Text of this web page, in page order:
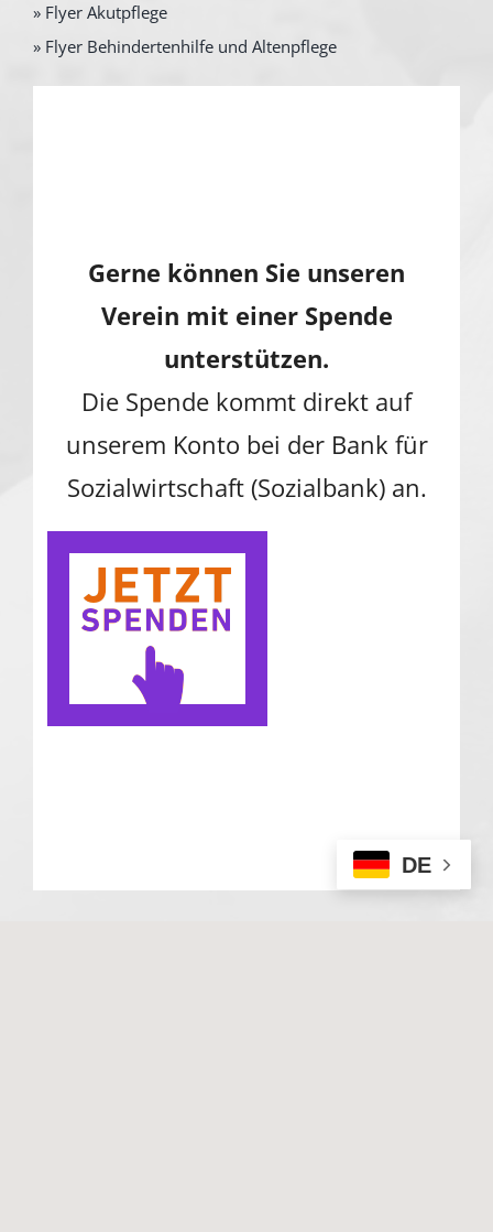
» Flyer Akutpflege
» Flyer Behindertenhilfe und Altenpflege
Gerne können Sie unseren
Verein mit einer Spende
unterstützen.
Die Spende kommt direkt auf
unserem Konto bei der Bank für
Sozialwirtschaft (Sozialbank) an.
DE